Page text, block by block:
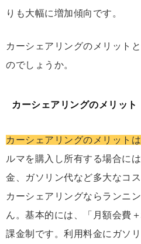
りも大幅に増加傾向です。
カーシェアリングのメリット
のでしょうか。
カーシェアリングのメリット
カーシェアリングのメリット
ルマを購入し所有する場合に
金、ガソリン代など多大なコ
カーシェアリングならランニ
ん。基本的には、「月額会費
課金制です。利用料金にガソ